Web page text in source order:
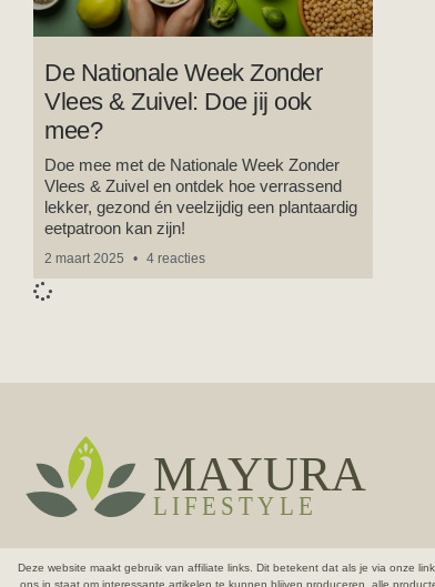
De Nationale Week Zonder
Vlees & Zuivel: Doe jij ook
mee?
Doe mee met de Nationale Week Zonder
Vlees & Zuivel en ontdek hoe verrassend
lekker, gezond én veelzijdig een plantaardig
eetpatroon kan zijn!
2 maart 2025 4 reacties
Deze website maakt gebruik van affiliate links. Dit betekent dat als je via onze